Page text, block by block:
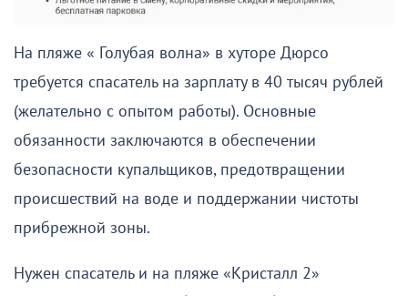
На пляже « Голубая волна» в хуторе Дюрсо
требуется спасатель на зарплату в 40 тысяч рублей
(желательно с опытом работы). Основные
обязанности заключаются в обеспечении
безопасности купальщиков, предотвращении
происшествий на воде и поддержании чистоты
прибрежной зоны.
Нужен спасатель и на пляже «Кристалл 2»